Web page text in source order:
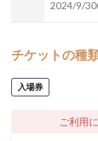
2024/9/
チケットの種
入場券
ご利用